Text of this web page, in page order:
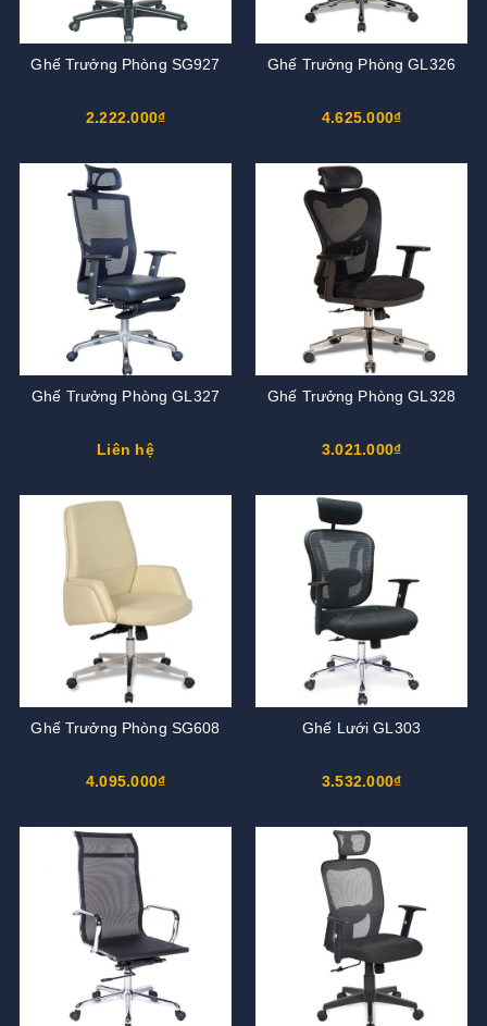
Ghế Trưởng Phòng SG927
2.222.000₫
Ghế Trưởng Phòng GL326
4.625.000₫
Ghế Trưởng Phòng GL327
Liên hệ
Ghế Trưởng Phòng GL328
3.021.000₫
Ghế Trưởng Phòng SG608
4.095.000₫
Ghế Lưới GL303
3.532.000₫